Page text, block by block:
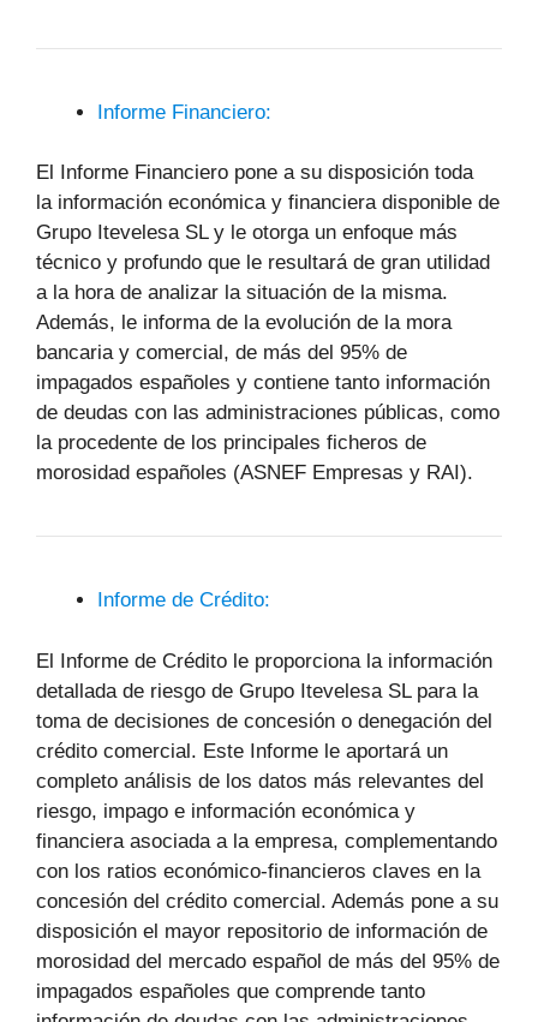
Informe Financiero:
El Informe Financiero pone a su disposición toda
la información económica y financiera disponible de
Grupo Itevelesa SL y le otorga un enfoque más
técnico y profundo que le resultará de gran utilidad
a la hora de analizar la situación de la misma.
Además, le informa de la evolución de la mora
bancaria y comercial, de más del 95% de
impagados españoles y contiene tanto información
de deudas con las administraciones públicas, como
la procedente de los principales ficheros de
morosidad españoles (ASNEF Empresas y RAI).
Informe de Crédito:
El Informe de Crédito le proporciona la información
detallada de riesgo de Grupo Itevelesa SL para la
toma de decisiones de concesión o denegación del
crédito comercial. Este Informe le aportará un
completo análisis de los datos más relevantes del
riesgo, impago e información económica y
financiera asociada a la empresa, complementando
con los ratios económico-financieros claves en la
concesión del crédito comercial. Además pone a su
disposición el mayor repositorio de información de
morosidad del mercado español de más del 95% de
impagados españoles que comprende tanto